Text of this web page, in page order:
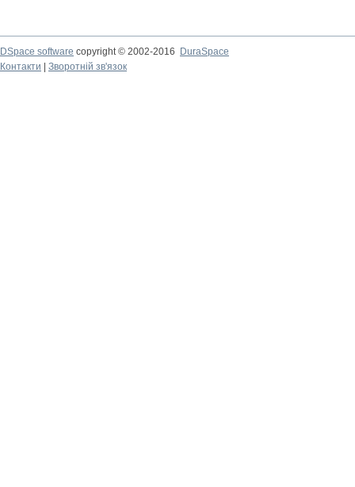
DSpace software copyright © 2002-2016
DuraSpace
Контакти
Зворотній зв'язок